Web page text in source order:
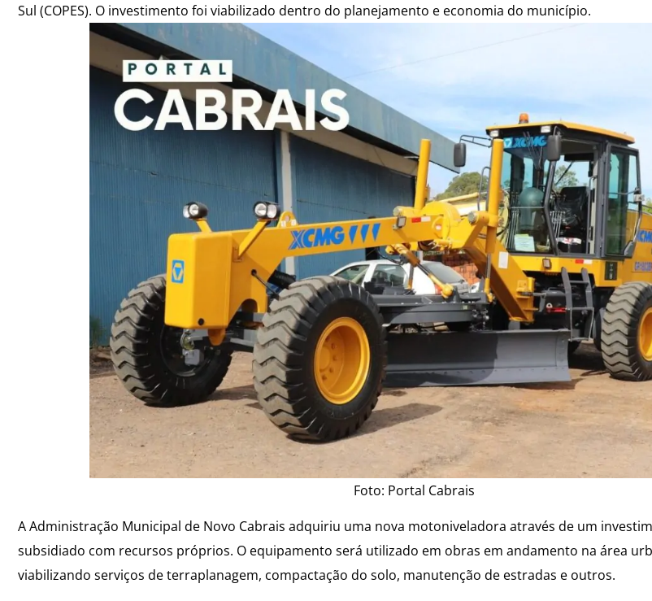
Sul (COPES). O investimento foi viabilizado dentro do planejamento e economia do município.
Foto: Portal Cabrais
A Administração Municipal de Novo Cabrais adquiriu uma nova motoniveladora através de um
subsidiado com recursos próprios. O equipamento será utilizado em obras em andamento na área
viabilizando serviços de terraplanagem, compactação do solo, manutenção de estradas e outros.